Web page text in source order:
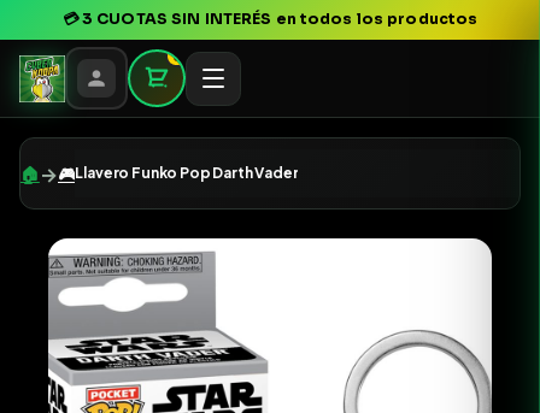
💳3 CUOTAS SIN INTERÉS en todos los productos
0
🏠 →🎮Llavero Funko Pop Darth Vader